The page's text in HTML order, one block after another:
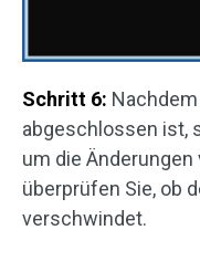
Schritt 6:
abgeschlossen ist,
um die
überprüfen Sie, ob
verschwindet.